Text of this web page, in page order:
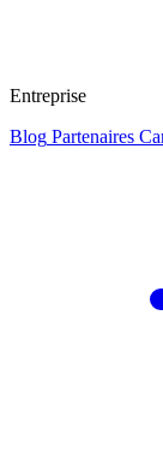
Entreprise
Blog Partenaires